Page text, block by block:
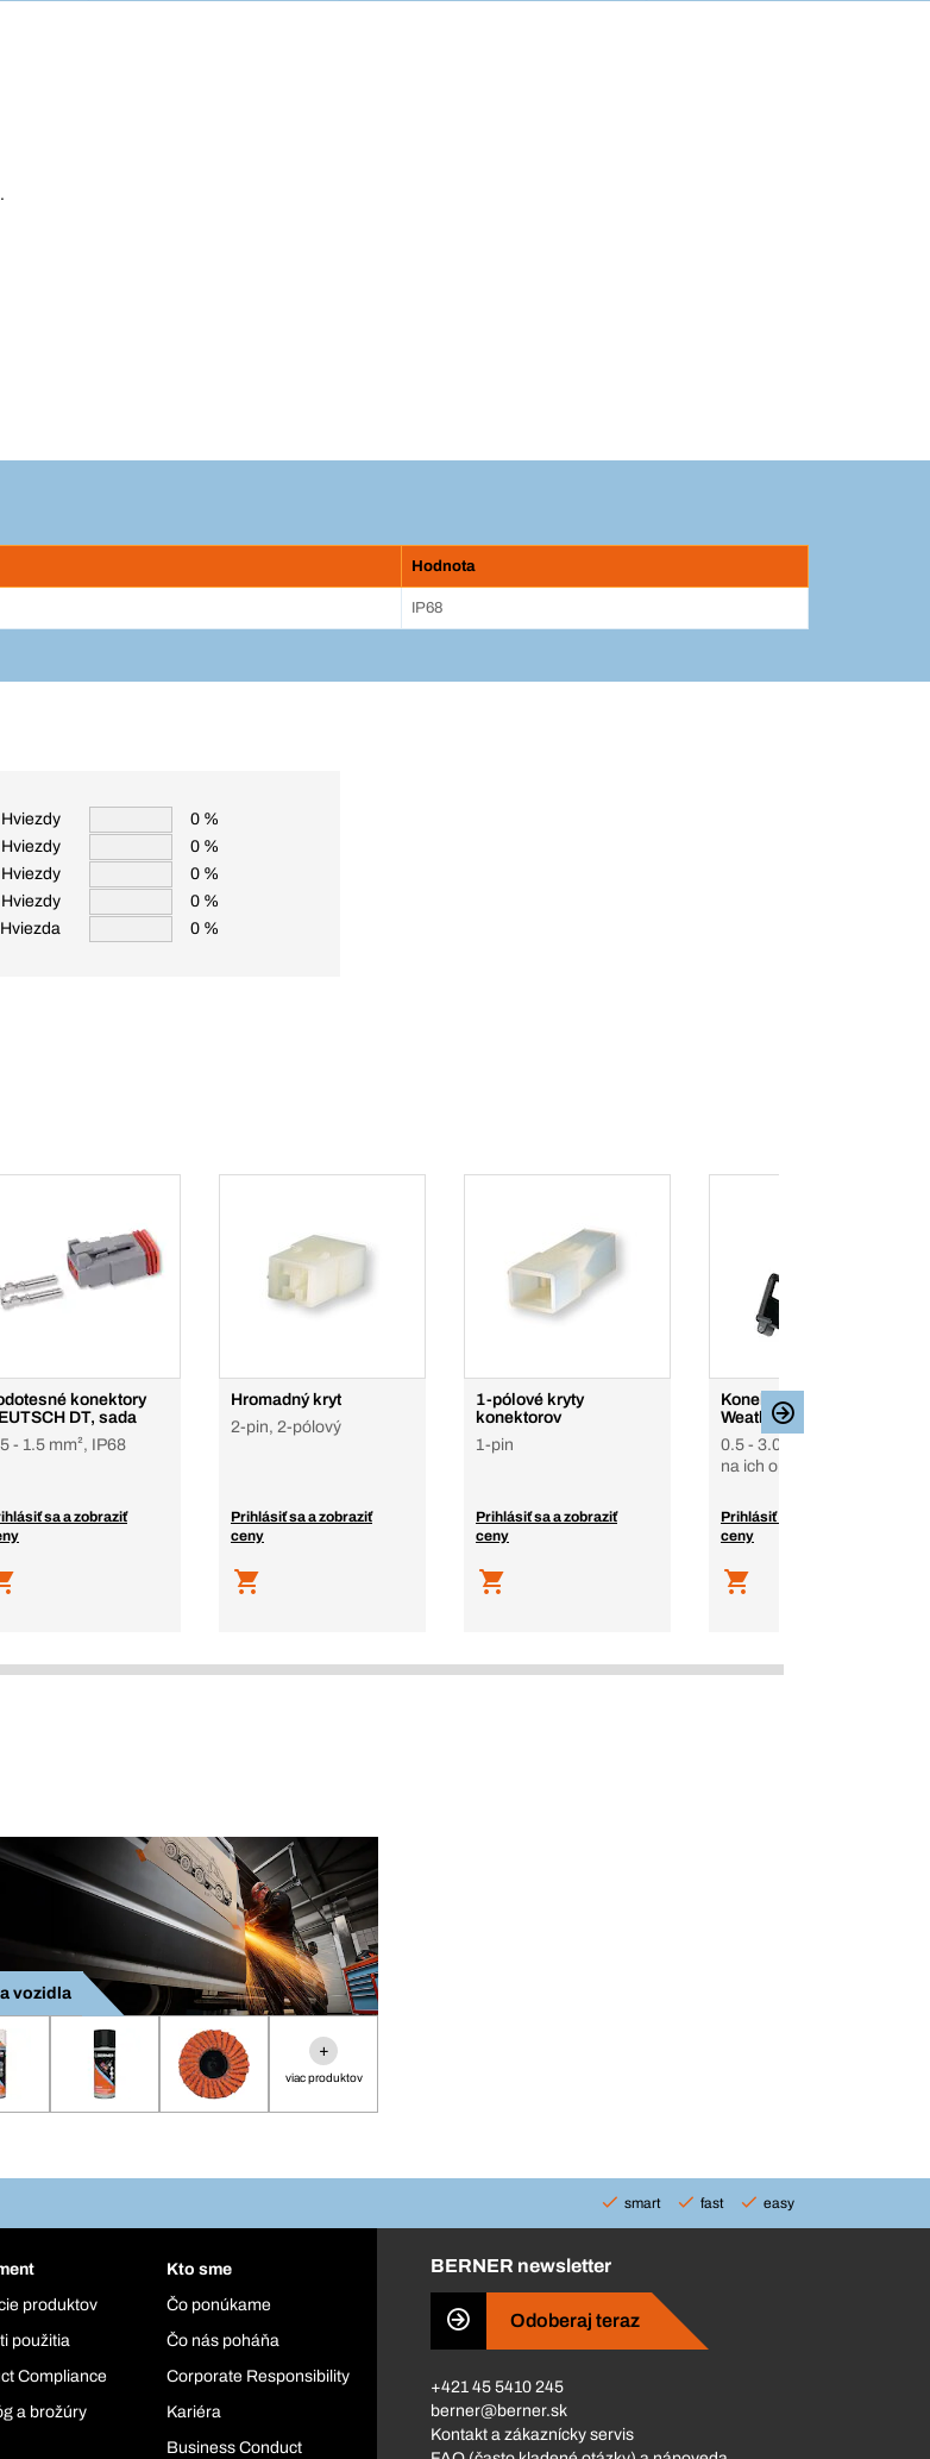
Hodnota
IP68
0 %
0 %
0 %
0 %
0 %
konektory
DT, sada
- 1.5 mm², IP68
sa a zobraziť
Hromadný kryt
2-pin, 2-pólový
Prihlásiť sa a zobraziť
ceny
1-pólové kryty
konektorov
1-pin
Prihlásiť sa a zobraziť
ceny
Konektory Delphi
Weatherpack
0.5 - 3.0 mm², súčiastky
na ich opravy
Prihlásiť sa a zobraziť
ceny
vozidla
+
viac produktov
smart fast easy
produktov
použitia
Compliance
a brožúry
Kto sme
Čo ponúkame
Čo nás poháňa
Corporate Responsibility
Kariéra
Business Conduct
BERNER newsletter
Odoberaj teraz
+421 45 5410 245
berner@berner.sk
Kontakt a zákaznícky servis